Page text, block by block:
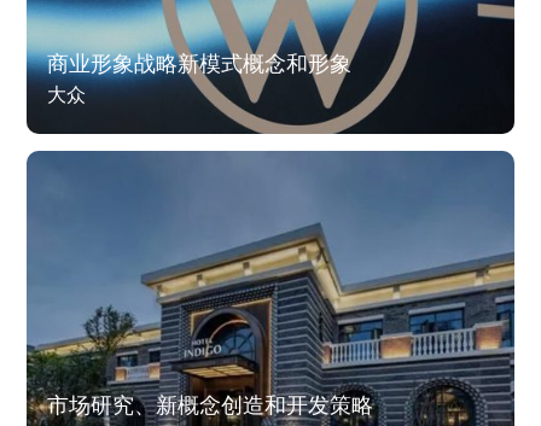
商业形象战略新模式概念和形象
大众
市场研究、新概念创造和开发策略